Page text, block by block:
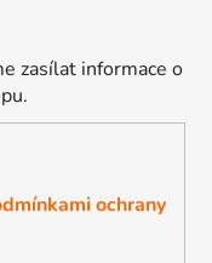
zasílat informace o
ochrany